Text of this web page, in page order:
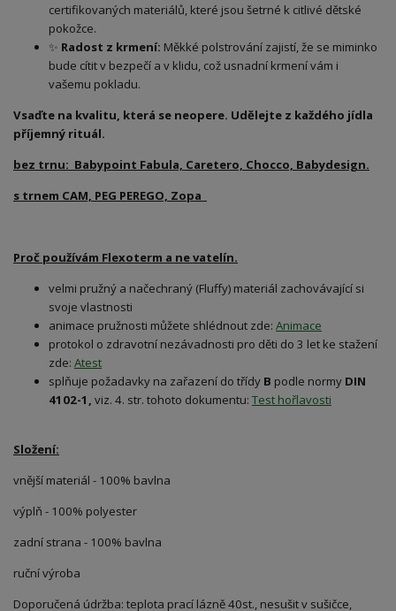
certifikovaných materiálů, které jsou šetrné k citlivé dětské
pokožce.
✨ Radost z krmení: Měkké polstrování zajistí, že se miminko
bude cítit v bezpečí a v klidu, což usnadní krmení vám i
vašemu pokladu.
Vsaďte na kvalitu, která se neopere. Udělejte z každého jídla
příjemný rituál.
bez trnu: Babypoint Fabula, Caretero, Chocco, Babydesign.
s trnem CAM, PEG PEREGO, Zopa
Proč používám Flexoterm a ne vatelín.
velmi pružný a načechraný (Fluffy) materiál zachovávající si
svoje vlastnosti
animace pružnosti můžete shlédnout zde: Animace
protokol o zdravotní nezávadnosti pro děti do 3 let ke stažení
zde: Atest
splňuje požadavky na zařazení do třídy B podle normy DIN
4102-1, viz. 4. str. tohoto dokumentu: Test hořlavosti
Složení:
vnější materiál - 100% bavlna
výplň - 100% polyester
zadní strana - 100% bavlna
ruční výroba
Doporučená údržba: teplota prací lázně 40st., nesušit v sušičce,